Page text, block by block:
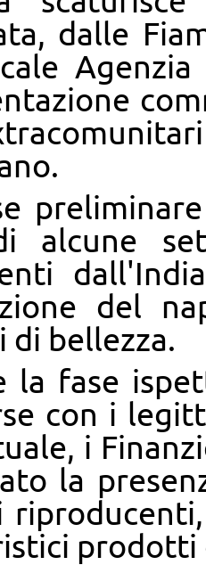
dalle
alcune
del
bellezza.
la fase
con i
i
la
prodotti